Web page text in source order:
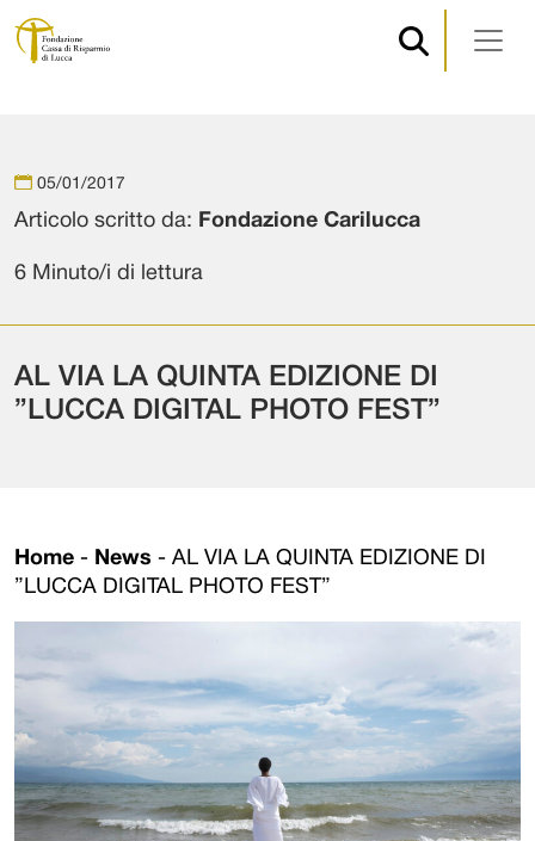
Navigazione principale
05/01/2017
Articolo scritto da: Fondazione Carilucca
6 Minuto/i di lettura
AL VIA LA QUINTA EDIZIONE DI
”LUCCA DIGITAL PHOTO FEST”
Home - News - AL VIA LA QUINTA EDIZIONE DI
”LUCCA DIGITAL PHOTO FEST”